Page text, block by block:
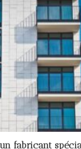
fabricant